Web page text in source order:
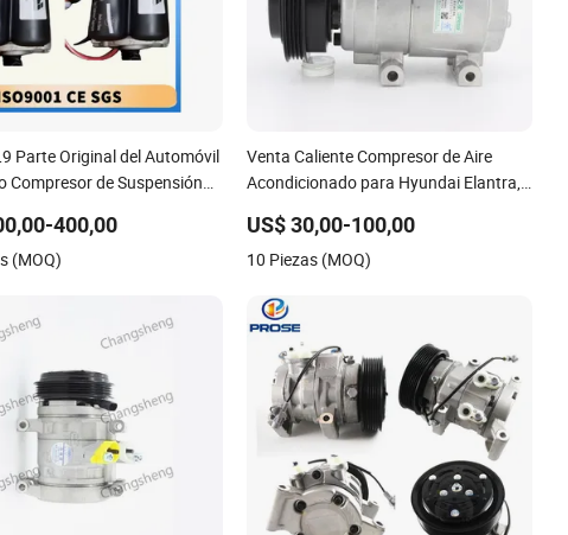
Parte Original del Automóvil
Compresor de Suspensión
Compresores de Marca
400,00
(MOQ)
Venta Caliente Compresor de Aire
Acondicionado para Hyundai Elantra,
Compresor de Aire Acondicionado
para Automóviles
US$ 30,00-100,00
10 Piezas (MOQ)